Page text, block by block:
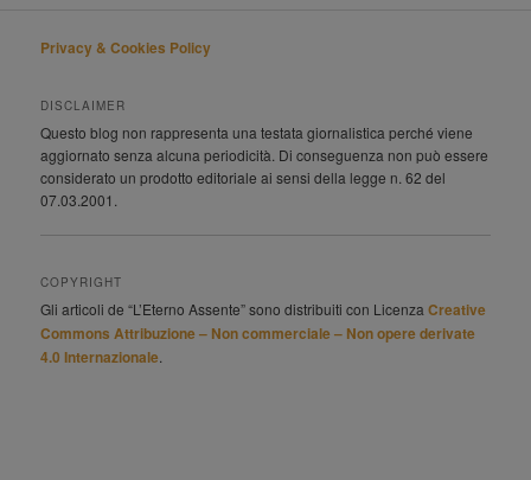
Privacy & Cookies Policy
DISCLAIMER
Questo blog non rappresenta una testata giornalistica perché viene
aggiornato senza alcuna periodicità. Di conseguenza non può essere
considerato un prodotto editoriale ai sensi della legge n. 62 del
07.03.2001.
COPYRIGHT
Gli articoli de “L’Eterno Assente” sono distribuiti con LicenzaCreative
Commons Attribuzione – Non commerciale – Non opere derivate
4.0 Internazionale